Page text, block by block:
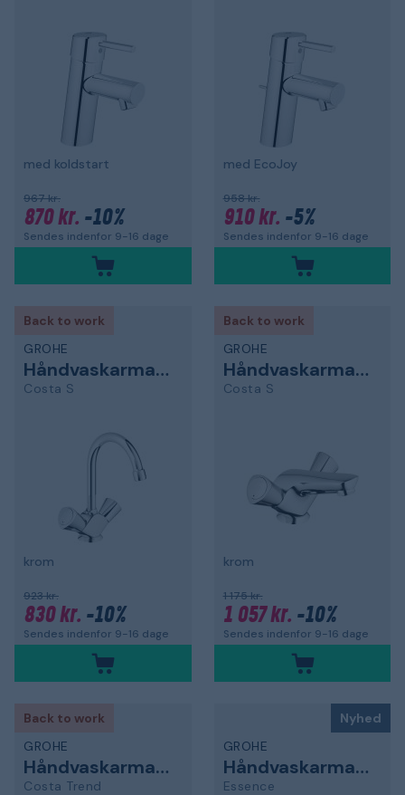
med koldstart
967 kr.
870 kr. -10%
Sendes indenfor 9-16 dage
med EcoJoy
958 kr.
910 kr. -5%
Sendes indenfor 9-16 dage
Back to work
GROHE
Håndvaskarmatur
Costa S
krom
923 kr.
830 kr. -10%
Sendes indenfor 9-16 dage
Back to work
GROHE
Håndvaskarmatur
Costa S
krom
1 175 kr.
1 057 kr. -10%
Sendes indenfor 9-16 dage
Back to work
GROHE
Håndvaskarmatur
Costa Trend
Nyhed
GROHE
Håndvaskarmatur
Essence